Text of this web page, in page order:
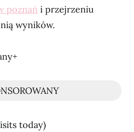
poznań i przejrzeniu
wyników.
today)